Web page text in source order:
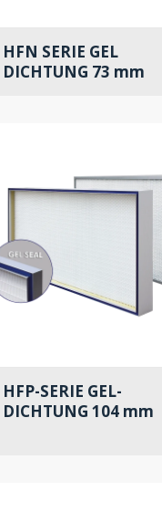
HFN SERIE GEL
DICHTUNG 73 mm
HFP-SERIE GEL-
DICHTUNG 104 mm